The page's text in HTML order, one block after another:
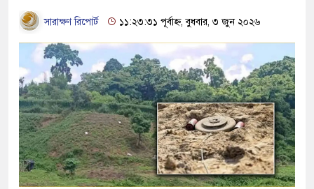
সারাক্ষণ রিপোর্ট ১১:২৩:৩১ পূর্বাহ্ন, বুধবার, ৩ জুন ২০২৬